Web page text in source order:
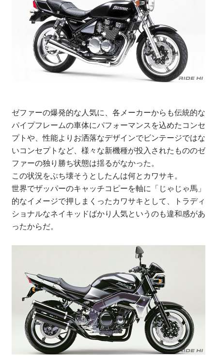
ゼファーの爆発的な人気に、各メーカーからも伝統的な
パイプフレームの車体にパフォーマンスを込めたコンセ
プトや、性能よりお洒落なデザインでビンテージではな
いコンセプトなど、様々な新機種が投入されたもののゼ
ファーの独り勝ち状態は揺るがなかった。
この状況をぶち壊そうとしたんは何とカワサキ。
世界でザッパーのキャッチコピーを軸に「じゃじゃ馬」
的なイメージで押しまくったカワサキとして、トラディ
ショナルなネイキッドばかり人気というのも違和感があ
ったからだ。